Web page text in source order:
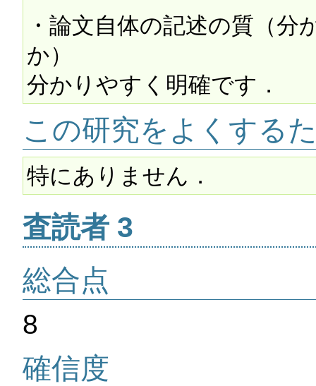
・論文自体の記述の質（
か）
この研究をよくする
特にありません．
査読者 3
総合点
8
確信度